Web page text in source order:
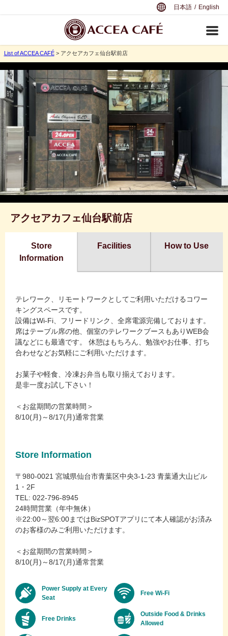
日本語 / English
List of ACCEA CAFÉ> アクセアカフェ仙台駅前店
アクセアカフェ仙台駅前店
Store
Information
Facilities How to Use
テレワーク、リモートワークとしてご利用いただけるコワー
キングスペースです。
設備はWi-Fi、フリードリンク、全席電源完備しております。
席はテーブル席の他、個室のテレワークブースもありWEB会
議などにも最適です。 休憩はもちろん、勉強やお仕事、打ち
合わせなどお気軽にご利用いただけます。
お菓子や軽食、冷凍お弁当も取り揃えております。
是非一度お試し下さい！
＜お盆期間の営業時間＞
8/10(月)～8/17(月)通常営業
Store Information
〒980-0021 宮城県仙台市青葉区中央3-1-23 青葉通大山ビル
1・2F
TEL: 022-796-8945
24時間営業（年中無休）
※22:00～翌6:00まではBizSPOTアプリにて本人確認がお済み
のお客様のみご利用いただけます。
＜お盆期間の営業時間＞
8/10(月)～8/17(月)通常営業
Power Supply at Every
Seat
Free Wi-Fi
Free Drinks
Outside Food & Drinks
Allowed